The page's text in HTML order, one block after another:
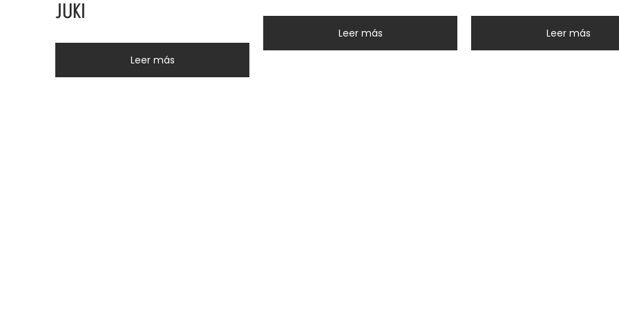
JUKI
Leer más
Leer más Leer más